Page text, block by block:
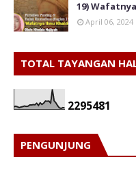
19)
April 06, 2024
TOTAL TAYANGAN
2295481
PENGUNJUNG